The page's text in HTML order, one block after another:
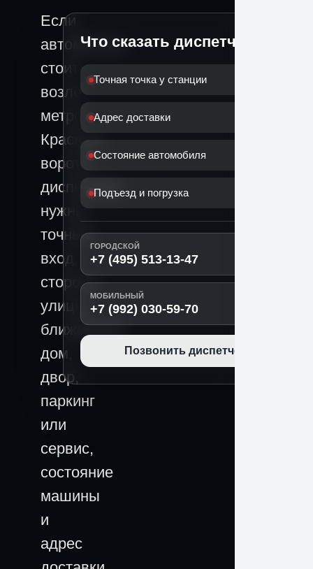
Если
автомобиль
стоит
возле
метро
Красные
ворота,
диспетчеру
нужны
точный
вход,
сторона
улицы,
ближайший
дом,
двор,
паркинг
или
сервис,
состояние
машины
и
адрес
Что сказать диспетчеру
Точная точка у станции
Адрес доставки
Состояние автомобиля
Подъезд и погрузка
ГОРОДСКОЙ
+7 (495) 513-13-47
МОБИЛЬНЫЙ
+7 (992) 030-59-70
Позвонить диспетчеру